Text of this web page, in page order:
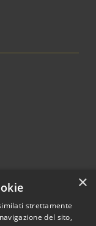
×
strettamente
del sito,